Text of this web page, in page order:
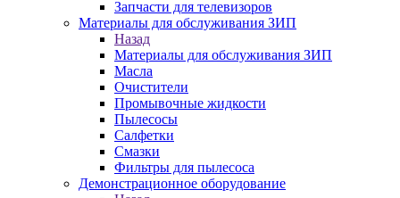
Запчасти для телевизоров
Материалы для обслуживания ЗИП
Назад
Материалы для обслуживания ЗИП
Масла
Очистители
Промывочные жидкости
Пылесосы
Салфетки
Смазки
Фильтры для пылесоса
Демонстрационное оборудование